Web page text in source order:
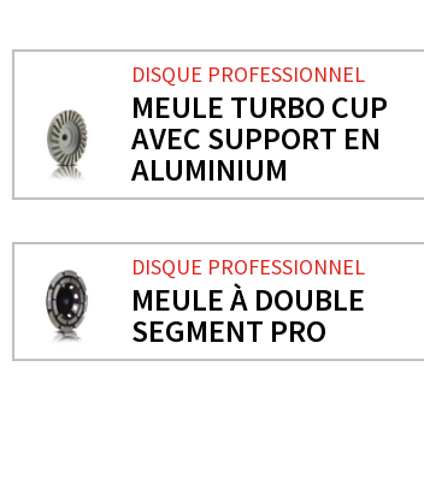
DISQUE PROFESSIONNEL
MEULE TURBO CUP
AVEC SUPPORT EN
ALUMINIUM
DISQUE PROFESSIONNEL
MEULE À DOUBLE
SEGMENT PRO